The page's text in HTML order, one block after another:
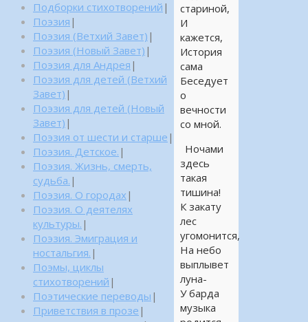
стариной,
И
кажется,
История
сама
Беседует
о
вечности
со мной.
Ночами
здесь
такая
тишина!
К закату
лес
угомонится,
На небо
выплывет
луна-
У барда
музыка
Подборки стихотворений |
Поэзия |
Поэзия (Ветхий Завет) |
Поэзия (Новый Завет) |
Поэзия для Андрея |
Поэзия для детей (Ветхий
Завет) |
Поэзия для детей (Новый
Завет) |
Поэзия от шести и старше |
Поэзия. Детское. |
Поэзия. Жизнь, смерть,
судьба. |
Поэзия. О городах |
Поэзия. О деятелях
культуры. |
Поэзия. Эмиграция и
ностальгия. |
Поэмы, циклы
стихотворений |
Поэтические переводы |
Приветствия в прозе |